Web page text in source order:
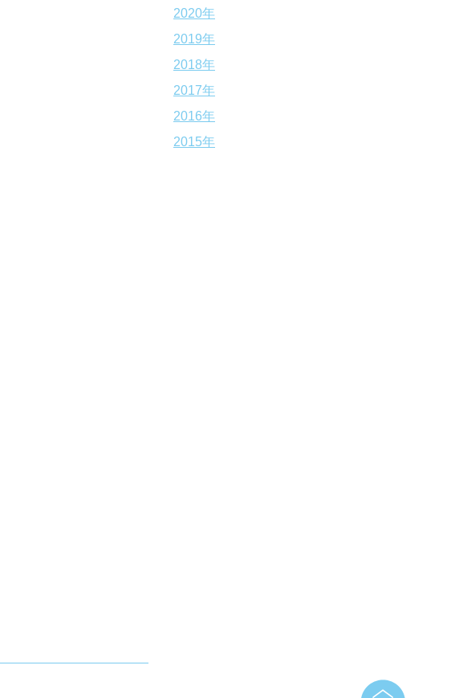
2020年
2019年
2018年
2017年
2016年
2015年